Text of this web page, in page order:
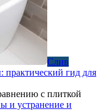
Слив
практический гид для
с плиткой